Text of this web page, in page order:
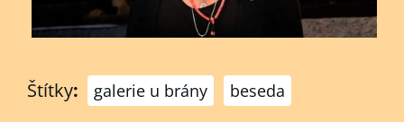
Štítky: galerie u brány beseda